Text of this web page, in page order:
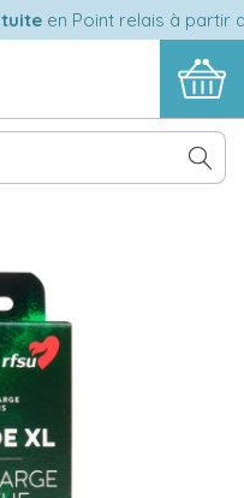
en Point relais à partir